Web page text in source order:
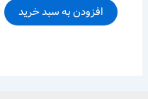
افزودن به سبد خرید